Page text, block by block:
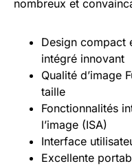
nombreux et
Design compact
intégré innovant
Qualité d’image
taille
Fonctionnalités
l’image (ISA)
Interface
Excellente